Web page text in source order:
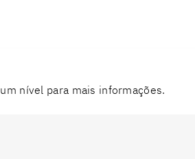
nível para mais informações.